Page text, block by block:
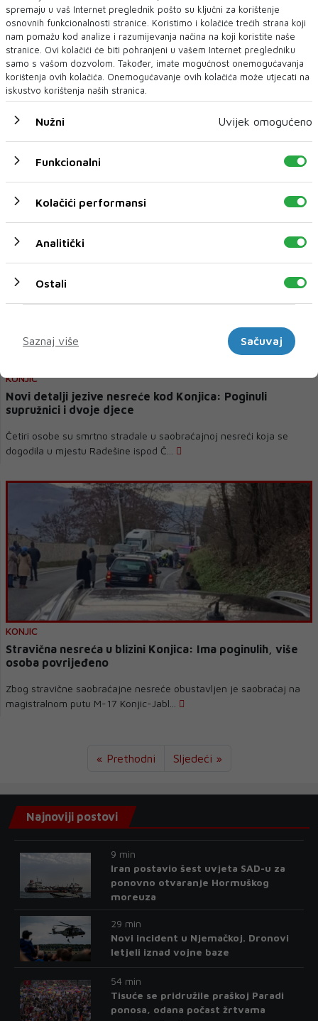
NESREĆA
Policija objavila detalje teške prometne nesreće kod
Konjica
U teškoj prometnoj nesreći koja se dogodila u četvrtak u
popodnevnim satima na magistralnoj cesti...
KONJIC
Novi detalji jezive nesreće kod Konjica: Poginuli
supružnici i dvoje djece
Četiri osobe su smrtno stradale u saobraćajnoj nesreći koja se
dogodila u mjestu Radešine ispod Č...
KONJIC
Stravična nesreća u blizini Konjica: Ima poginulih, više
osoba povrijeđeno
Zbog stravične saobraćajne nesreće obustavljen je saobraćaj na
magistralnom putu M-17 Konjic-Jabl...
« Prethodni Sljedeći »
spremaju u vaš Internet preglednik pošto su ključni za korištenje
osnovnih funkcionalnosti stranice. Koristimo i kolačiće trećih strana koji
nam pomažu kod analize i razumijevanja načina na koji koristite naše
stranice. Ovi kolačići će biti pohranjeni u vašem Internet pregledniku
samo s vašom dozvolom. Također, imate mogućnost onemogućavanja
korištenja ovih kolačića. Onemogućavanje ovih kolačića može utjecati na
iskustvo korištenja naših stranica.
Nužni Uvijek omogućeno
Funkcionalni
Kolačići performansi
Analitički
Ostali
Saznaj više
Sačuvaj
Najnoviji postovi
9 min
Iran postavio šest uvjeta SAD-u za
ponovno otvaranje Hormuškog
moreuza
29 min
Novi incident u Njemačkoj. Dronovi
letjeli iznad vojne baze
54 min
Tisuće se pridružile praškoj Paradi
ponosa, odana počast žrtvama